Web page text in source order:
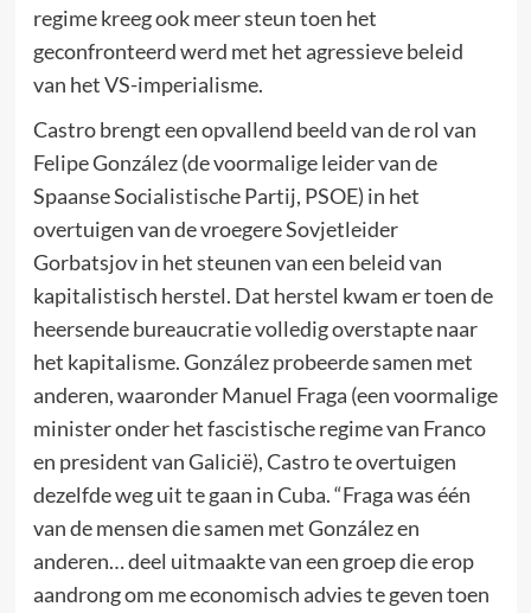
regime kreeg ook meer steun toen het
geconfronteerd werd met het agressieve beleid
van het VS-imperialisme.
Castro brengt een opvallend beeld van de rol van
Felipe González (de voormalige leider van de
Spaanse Socialistische Partij, PSOE) in het
overtuigen van de vroegere Sovjetleider
Gorbatsjov in het steunen van een beleid van
kapitalistisch herstel. Dat herstel kwam er toen de
heersende bureaucratie volledig overstapte naar
het kapitalisme. González probeerde samen met
anderen, waaronder Manuel Fraga (een voormalige
minister onder het fascistische regime van Franco
en president van Galicië), Castro te overtuigen
dezelfde weg uit te gaan in Cuba. “Fraga was één
van de mensen die samen met González en
anderen… deel uitmaakte van een groep die erop
aandrong om me economisch advies te geven toen